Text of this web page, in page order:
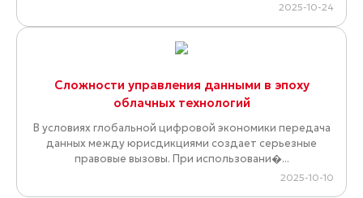
2025-10-24
Сложности управления данными в эпоху
облачных технологий
В условиях глобальной цифровой экономики передача
данных между юрисдикциями создает серьезные
правовые вызовы. При использовани�...
2025-10-10